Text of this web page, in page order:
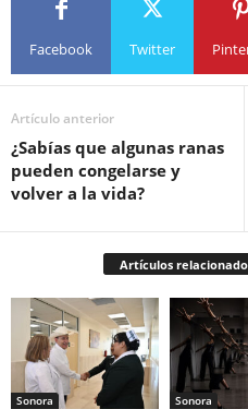
Facebook Twitter
Artículo anterior
¿Sabías que algunas ranas
pueden congelarse y
volver a la vida?
Artículos
Sonora Sonora